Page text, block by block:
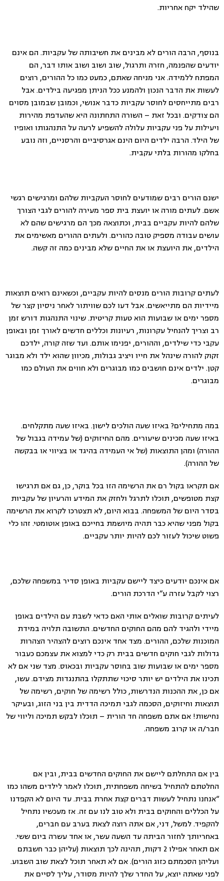
שהילד יקח אחריות.
בנוסף, הרבה הורים לא מבינים את חשיבותה של עקביות. הם אינם
יודעים שהפנמה, חזרה ותרגול, שוב ושוב ושוב אותו דבר, הם
המפתח ללמידה. אני מניחה שאתם, כמעט כמו כל ההורים, רוצים
לעשות את הדבר הנכון ולהמנע ככל הניתן מפגיעה בילדים. אבל
רבים מתייחסים לחוסר עקביות כדבר אנושי, וכמובן שבמובן מסוים
הם צודקים. ובכל זאת – השורה התחתונה היא שהעדפת מהירות
ויעילות על פני עקביות עלולה להשפיע לרעה על התנהגותו ואופיו
של הילד. הרבה ילדים היום הינם אגרסיביים והרסניים, וזה נובע
בחלקו מהורות בלתי עקבית.
ישנם הורים רבים שמודעים לחוסר העקביות שלהם ומרגישים רגשי
אשם. לעתים מורה או יועצת בית ספר מעירה להורים לגבי הצורך
שלהם להיות עקביים בבית, וכתוצאה מכך הם מרגישים שהם לא
עושים עבודה מספיק טובה כהורים. ולעתים ההורים מאשימים את
הילדים, את היועצת או את החיים שלא מבינים כמה זה קשה.
לעתים קרובות הורים מנסים להיות עקביים, וכשאינם רואים תוצאות
מיידיות הם מתייאשים. אבל דעו לכם שוויתור לאחר ניסיון קצר של
מספר ימים או שבועות הוא טעות קריטית. שינוי התנהגות דורש זמן
רב וצריך להנחיל עקרונות, רעיונות וכללים חדשים לאורך זמן ובאופן
עקבי כדי שילדים, וההורים, יפנימו אותם. ועד שזה קורה, ילדכם
זקוק להורה שינהל את חייו ויציב גבולות, מכיוון שהוא ילד ולא מבוגר
קטן. ילדים אינם חושבים כמו מבוגרים ולא חווים את העולם כמו
מבוגרים.
במה מתחילים? באיזו שעה הולכים לישון. באיזו שעה מתקלחים.
באיזו שעה מכינים שיעורים. מהם החיזוקים (של עמידה בגבול של
ההורה) ומהן התוצאות (של אי העמידה בהיגד או בציווי או בבקשה
של ההורה).
אם תקראו בקול רם את הרשימה הזו בכל בוקר, כן, גם אם תרגישו
קצת מטופשים, תוכלו לתרגל ולחזק את המידע והרעיון של עקביות
בסדר היום של המשפחה. בבוא היום, לא תצטרכו לקרוא את הרשימה
בקול מפני שהיא כבר תהיה מיושמת בחייכם באופן אוטומטי. זהו כלי
פשוט שיכול לעזור לכם להיות יותר עקביים.
אם אינכם יודעים כיצד ליישם עקביות באופן סדיר במשפחה שלכם,
רצוי לקבל עזרה ע”י הדרכת הורים.
לעיתים קרובות שואלים אותי האם כדאי לשבת עם הילדים באופן
מיידי ולהגיד להם מהם החוקים החדשים. התשובה תלויה במידת
המוכנות שלכם, ההורים. מצד אחד אינכם רוצים להצהיר הצהרות
גדולות לגבי חוקים חדשים בבית רק כדי למצוא את עצמכם כעבור
מספר ימים או שבועות שוב בחוסר עקביות ובכאוס. מצד שני אם לא
תכינו את הילדים יש יותר סיכוי שתתקלו בהתנגדות מצידם. עשו,
אם כן, את ההכנות הנדרשות, כולל רשימה של חוקים, רשימה של
תוצאות וחיזוקים, הסכמה לגבי תמיכה הדדית בין בני הזוג, ובעיקר
נחישות! אם אתם משפחה חד הורית – תוכלו לבקש תמיכה וליווי של
חבר/ה או קרוב משפחה.
בין אם התחלתם ליישם את החוקים החדשים בבית, ובין אם
החלטתם להתחיל בשיחה משפחתית, תוכלו לאמר לילדים משהו כמו
“אנחנו נתחיל לעשות דברים קצת אחרת בבית. עד היום לא הקפדנו
על הכללים והחוקים בבית ולא טוב לנו עם זה. אז מעכשיו נתחיל
להקפיד. למשל, דני, אם אתה רוצה לצאת בערב עם חברים,
באחריותך לחזור הביתה עד השעה עשר, או אחד עשרה ביום ששי.
אם תאחר אפילו 2 דקות, תהינה לכך תוצאות (עליהן כבר חשבתם
ועליהן הסכמתם כזוג הורים). אם לא תאחר תוכל לצאת שוב השבוע.
לפני שאתה יוצא, על החדר שלך להיות מסודר, עליך לסיים את